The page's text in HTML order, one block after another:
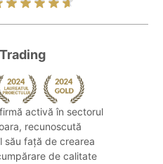
activă în sectorul
recunoscută
său față de crearea
de calitate